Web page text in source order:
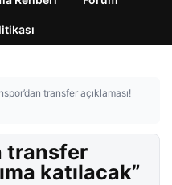
transfer açıklaması!
transfer
katılacak”